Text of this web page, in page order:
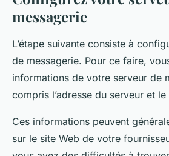
messagerie
L’étape suivante consiste à
de messagerie. Pour ce faire,
informations de votre serveur de
compris l’adresse du serveur et
Ces informations peuvent
sur le site Web de votre